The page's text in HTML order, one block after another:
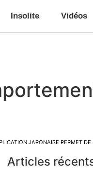
Insolite Vidéos
JAPONAISE PERMET
Articles